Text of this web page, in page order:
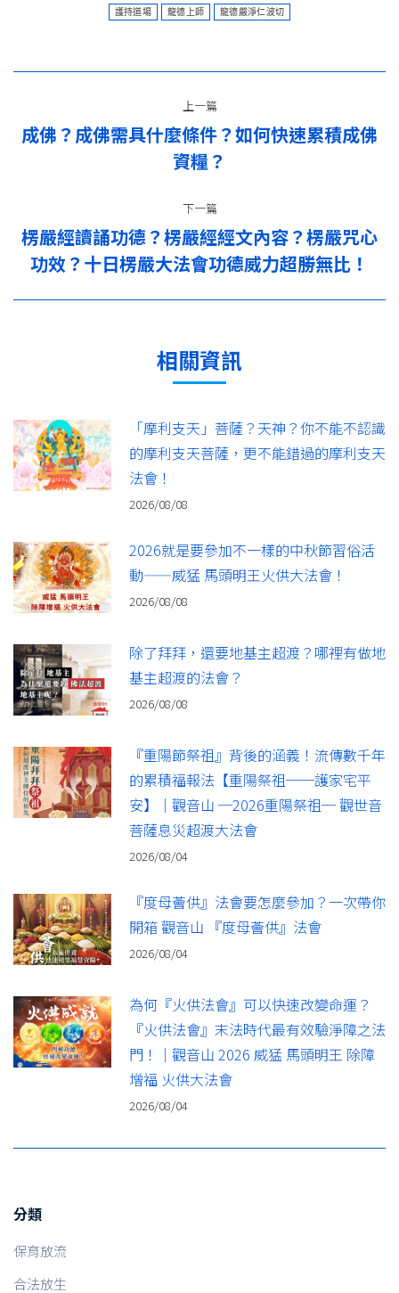
護持道場 龍德上師 龍德嚴淨仁波切
章
上一篇
上
一
成佛？成佛需具什麼條件？如何快速累積成佛
資糧？
下一篇
下
一
篇：
楞嚴經讀誦功德？楞嚴經經文內容？楞嚴咒心
功效？十日楞嚴大法會功德威力超勝無比！
相關資訊
「摩利支天」菩薩？天神？你不能不認識
的摩利支天菩薩，更不能錯過的摩利支天
法會！
2026/08/08
2026就是要參加不一樣的中秋節習俗活
動——威猛 馬頭明王火供大法會！
2026/08/08
除了拜拜，還要地基主超渡？哪裡有做地
基主超渡的法會？
2026/08/08
『重陽節祭祖』背後的涵義！流傳數千年
的累積福報法【重陽祭祖──護家宅平
安】｜觀音山 ─2026重陽祭祖─ 觀世音
菩薩息災超渡大法會
2026/08/04
『度母薈供』法會要怎麼參加？一次帶你
開箱 觀音山 『度母薈供』法會
2026/08/04
為何『火供法會』可以快速改變命運？
『火供法會』末法時代最有效驗淨障之法
門！｜觀音山 2026 威猛 馬頭明王 除障
增福 火供大法會
2026/08/04
分類
保育放流
合法放生